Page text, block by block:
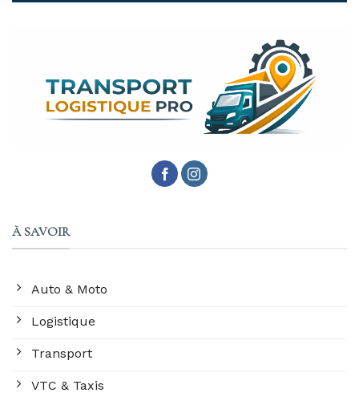
À SAVOIR
Auto & Moto
Logistique
Transport
VTC & Taxis